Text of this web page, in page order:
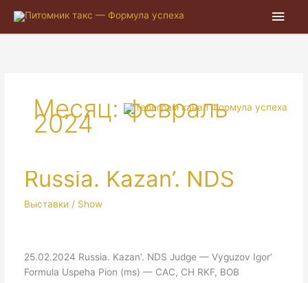
Месяц:февраль
2024
Russia. Kazan’. NDS
Выставки / Show
25.02.2024 Russia. Kazan’. NDS Judge — Vyguzov Igor’
Formula Uspeha Pion (ms) — CAC, CH RKF, BOB